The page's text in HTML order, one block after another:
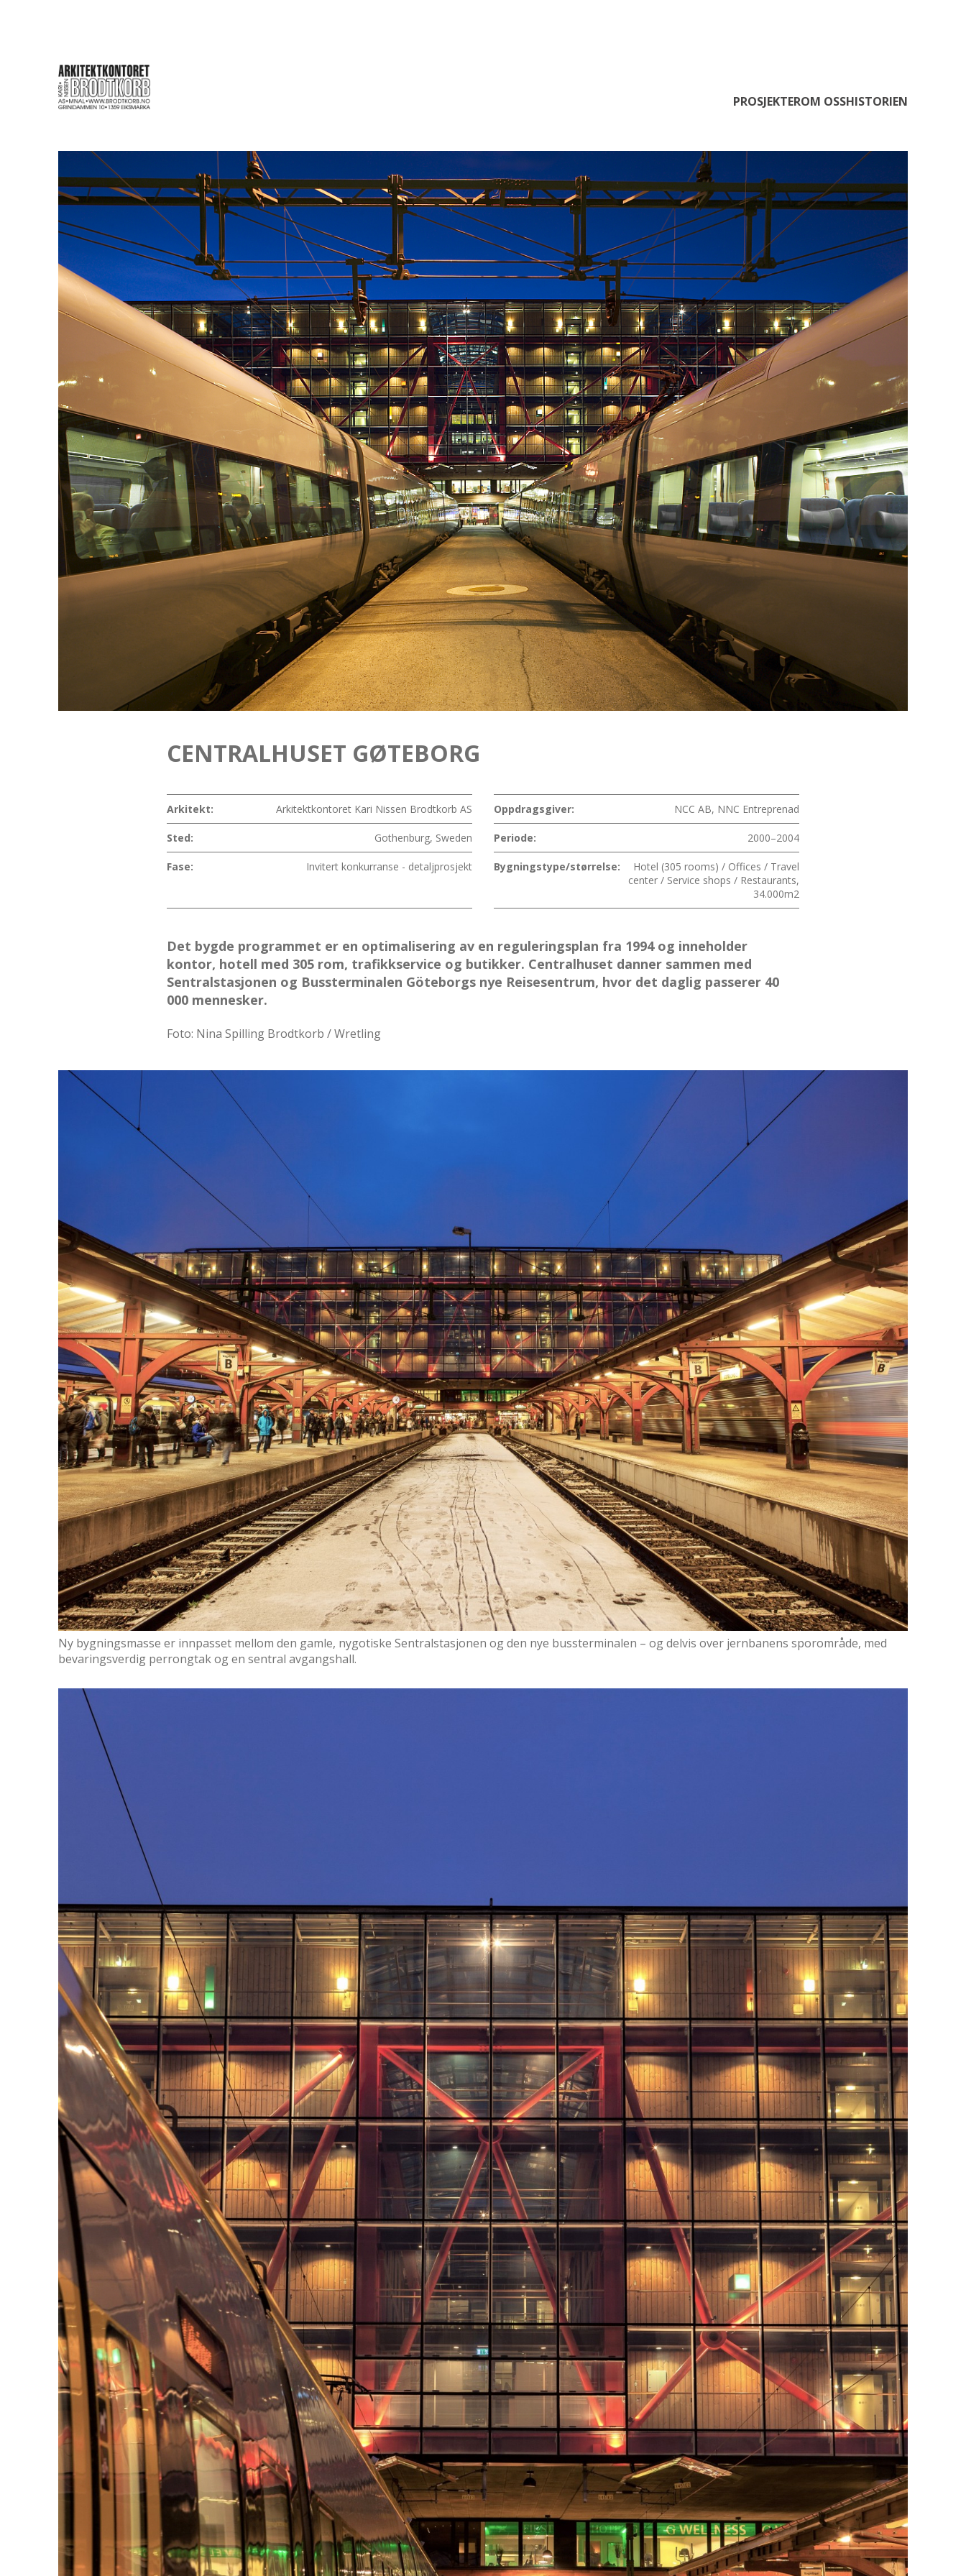
PROSJEKTEROM OSSHISTORIEN
CENTRALHUSET GØTEBORG
Arkitekt: Arkitektkontoret Kari Nissen Brodtkorb AS Oppdragsgiver: NCC AB, NNC Entreprenad
Sted: Gothenburg, Sweden Periode: 2000–2004
Fase: Invitert konkurranse - detaljprosjekt Bygningstype/størrelse:
Hotel (305 rooms) / Offices / Travel
center / Service shops / Restaurants,
34.000m2
Det bygde programmet er en optimalisering av en reguleringsplan fra 1994 og inneholder
kontor, hotell med 305 rom, trafikkservice og butikker. Centralhuset danner sammen med
Sentralstasjonen og Bussterminalen Göteborgs nye Reisesentrum, hvor det daglig passerer 40
000 mennesker.
Foto: Nina Spilling Brodtkorb / Wretling
Ny bygningsmasse er innpasset mellom den gamle, nygotiske Sentralstasjonen og den nye bussterminalen – og delvis over jernbanens sporområde, med
bevaringsverdig perrongtak og en sentral avgangshall.